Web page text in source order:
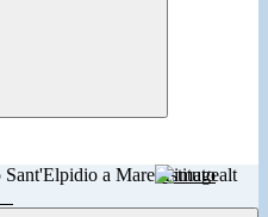
Istituto